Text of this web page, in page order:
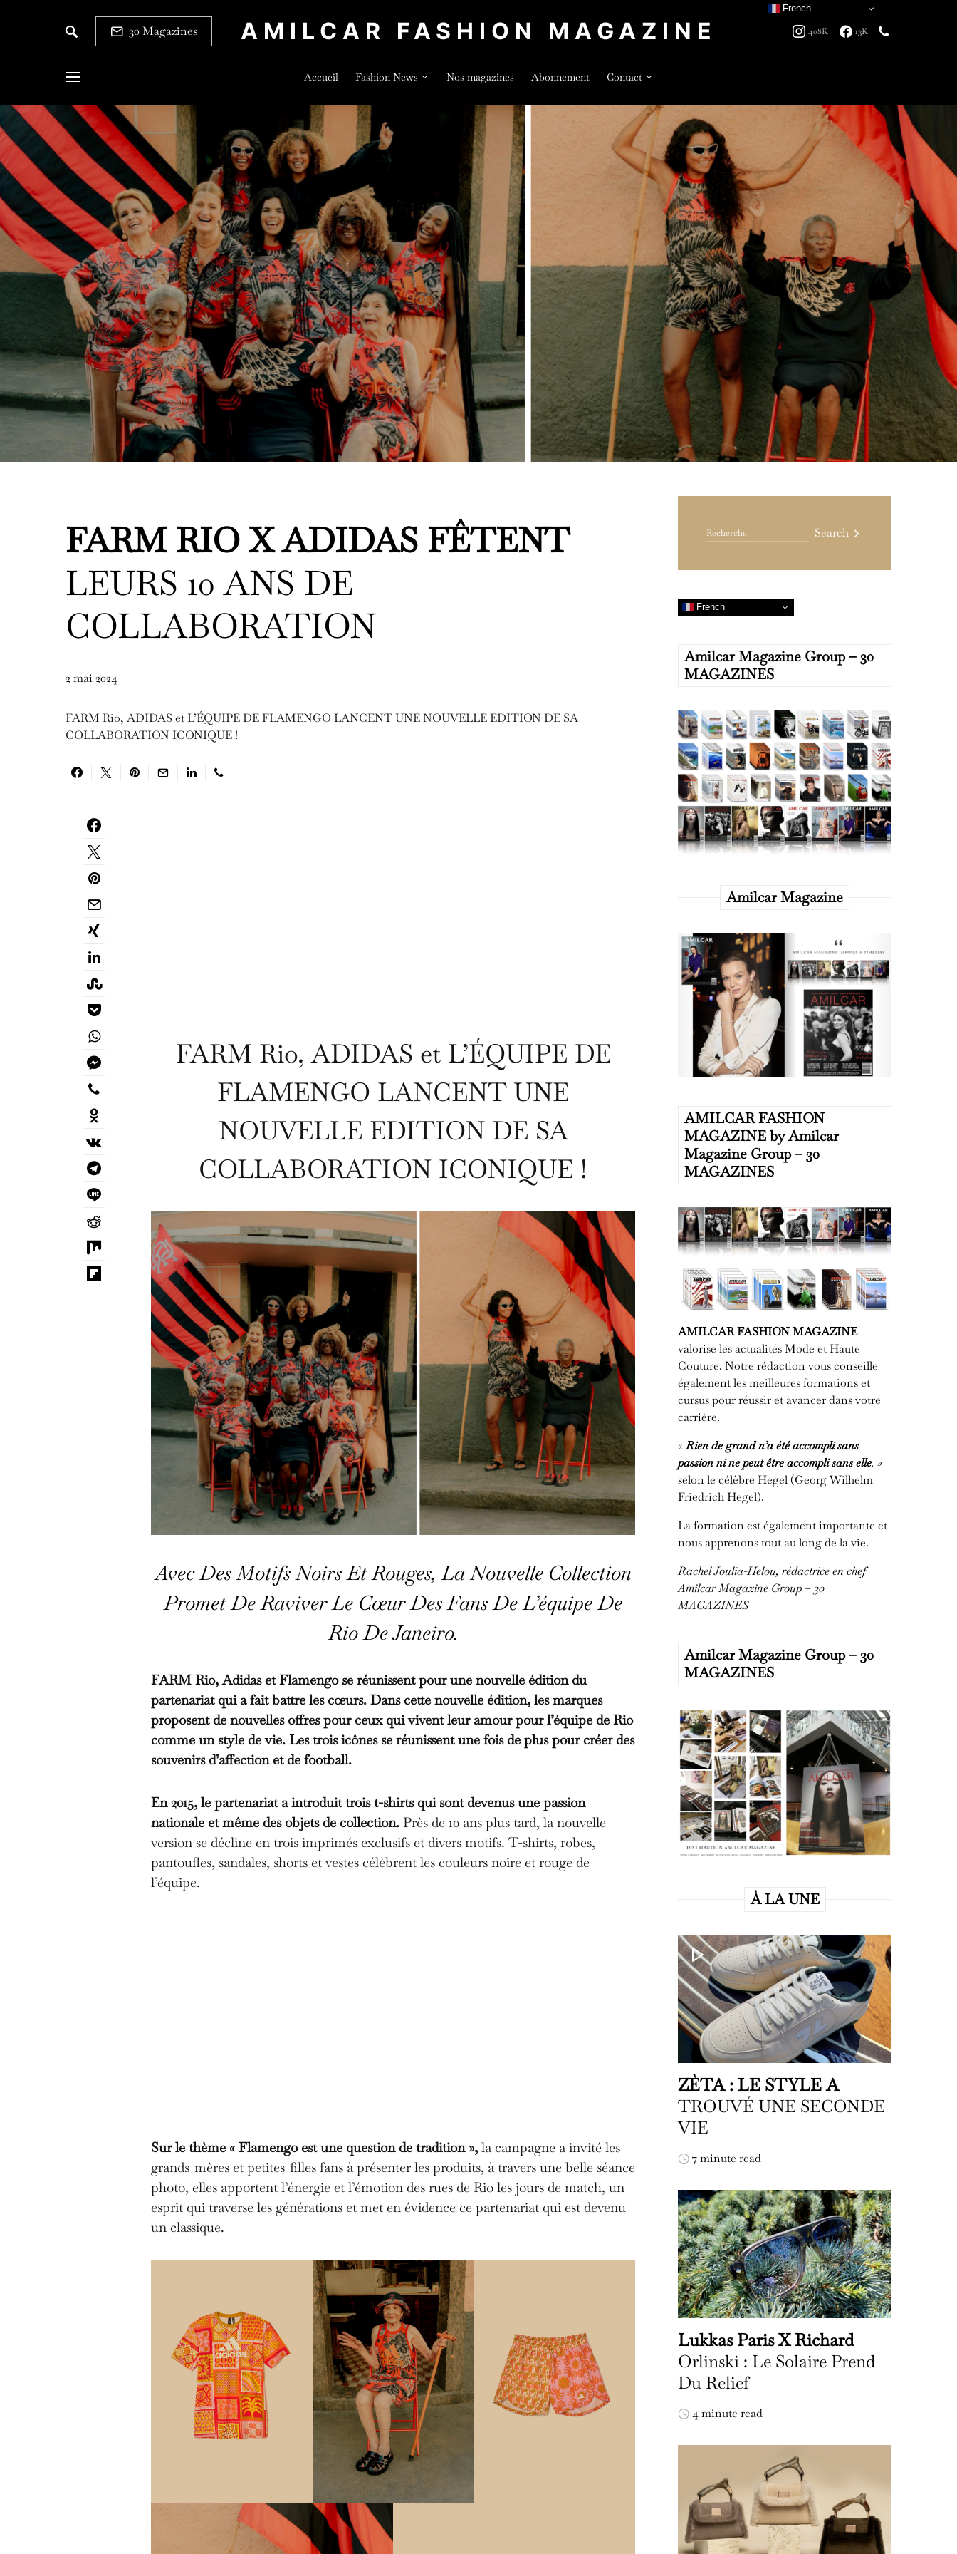
30 Magazines AMILCAR FASHION MAGAZINE 408K 13K
Accueil Fashion News Nos magazines Abonnement Contact
FARM RIO X ADIDAS FÊTENT
LEURS 10 ANS DE
COLLABORATION
2 mai 2024
FARM Rio, ADIDAS et L’ÉQUIPE DE FLAMENGO LANCENT UNE NOUVELLE EDITION DE SA
COLLABORATION ICONIQUE !
FARM Rio, ADIDAS et L’ÉQUIPE DE
FLAMENGO LANCENT UNE
NOUVELLE EDITION DE SA
COLLABORATION ICONIQUE !
Avec Des Motifs Noirs Et Rouges, La Nouvelle Collection
Promet De Raviver Le Cœur Des Fans De L’équipe De
Rio De Janeiro.
FARM Rio, Adidas et Flamengo se réunissent pour une nouvelle édition du
partenariat qui a fait battre les cœurs. Dans cette nouvelle édition, les marques
proposent de nouvelles offres pour ceux qui vivent leur amour pour l’équipe de Rio
comme un style de vie. Les trois icônes se réunissent une fois de plus pour créer des
souvenirs d’affection et de football.
En 2015, le partenariat a introduit trois t-shirts qui sont devenus une passion
nationale et même des objets de collection. Près de 10 ans plus tard, la nouvelle
version se décline en trois imprimés exclusifs et divers motifs. T-shirts, robes,
pantoufles, sandales, shorts et vestes célèbrent les couleurs noire et rouge de
l’équipe.
Sur le thème « Flamengo est une question de tradition », la campagne a invité les
grands-mères et petites-filles fans à présenter les produits, à travers une belle séance
photo, elles apportent l’énergie et l’émotion des rues de Rio les jours de match, un
esprit qui traverse les générations et met en évidence ce partenariat qui est devenu
un classique.
Search
French
Amilcar Magazine Group – 30
MAGAZINES
Amilcar Magazine
AMILCAR FASHION
MAGAZINE by Amilcar
Magazine Group – 30
MAGAZINES
AMILCAR FASHION MAGAZINE
valorise les actualités Mode et Haute
Couture. Notre rédaction vous conseille
également les meilleures formations et
cursus pour réussir et avancer dans votre
carrière.
«Rien de grand n’a été accompli sans
passion ni ne peut être accompli sans elle. »
selon le célèbre Hegel (Georg Wilhelm
Friedrich Hegel).
La formation est également importante et
nous apprenons tout au long de la vie.
Rachel Joulia-Helou, rédactrice en chef
Amilcar Magazine Group – 30
MAGAZINES
Amilcar Magazine Group – 30
MAGAZINES
À LA UNE
ZÈTA : LE STYLE A
TROUVÉ UNE SECONDE
VIE
7 minute read
Lukkas Paris X Richard
Orlinski : Le Solaire Prend
Du Relief
4 minute read
French